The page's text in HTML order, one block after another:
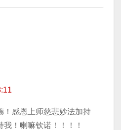
！感恩上师慈悲妙法加持
！喇嘛钦诺！！！！